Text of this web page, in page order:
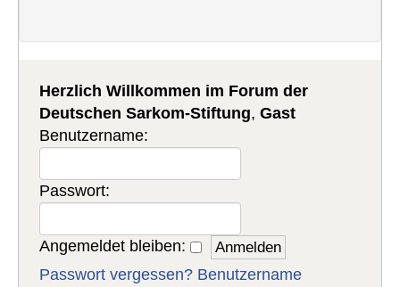
Herzlich Willkommen im Forum der
Deutschen Sarkom-Stiftung,Gast
Benutzername:
Passwort:
Angemeldet bleiben:
Passwort vergessen? Benutzername